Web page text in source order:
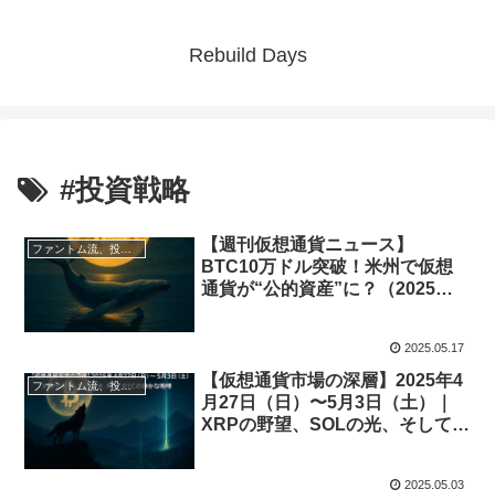
Rebuild Days
#投資戦略
ファントム流、投資と資産形成術
【週刊仮想通貨ニュース】
BTC10万ドル突破！米州で仮想
通貨が“公的資産”に？（2025年5
2025.05.17
ファントム流、投資と資産形成術
【仮想通貨市場の深層】2025年4
月27日（日）〜5月3日（土）｜
XRPの野望、SOLの光、そして
2025.05.03